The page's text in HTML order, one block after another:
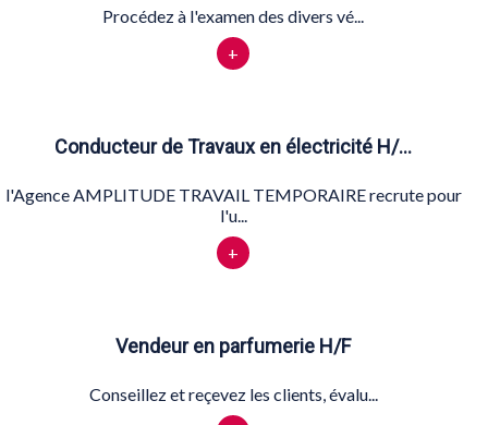
Procédez à l'examen des divers vé...
+
Conducteur de Travaux en électricité H/…
l'Agence AMPLITUDE TRAVAIL TEMPORAIRE recrute pour
l'u...
+
Vendeur en parfumerie H/F
Conseillez et reçevez les clients, évalu...